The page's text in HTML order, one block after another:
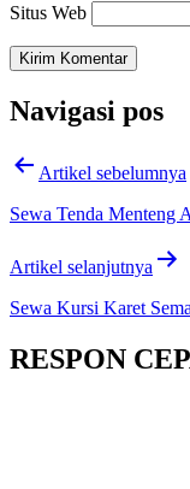
Situs Web
Navigasi pos
Artikel sebelumnya
Sewa Tenda Menteng
Artikel selanjutnya
Sewa Kursi Karet
RESPON